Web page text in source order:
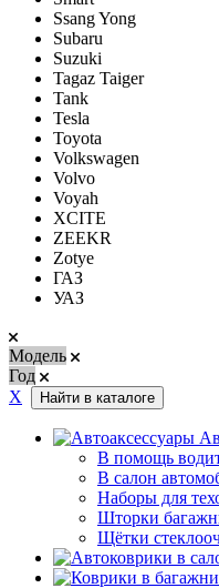
Ssang Yong
Subaru
Suzuki
Tagaz Taiger
Tank
Tesla
Toyota
Volkswagen
Volvo
Voyah
XCITE
ZEEKR
Zotye
ГАЗ
УАЗ
Модель
Год
Х
Найти в каталоге
В помощь
В салон
Наборы для
Шторки
Щётки